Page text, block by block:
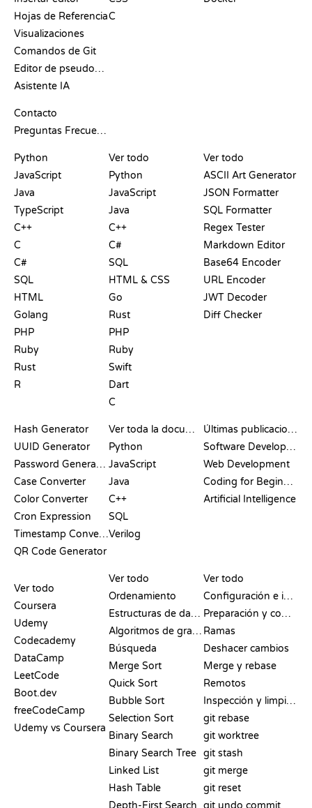
Hojas de Referencia
Visualizaciones
Comandos de Git
Editor de pseudocódigo
Asistente IA
Contacto
Preguntas Frecuentes
C
Python
JavaScript
Java
TypeScript
C++
C
C#
SQL
HTML
Golang
PHP
Ruby
Rust
R
Ver todo
Python
JavaScript
Java
C++
C#
SQL
HTML & CSS
Go
Rust
PHP
Ruby
Swift
Dart
C
Ver todo
ASCII Art Generator
JSON Formatter
SQL Formatter
Regex Tester
Markdown Editor
Base64 Encoder
URL Encoder
JWT Decoder
Diff Checker
Hash Generator
UUID Generator
Password Generator
Case Converter
Color Converter
Cron Expression
Timestamp Converter
QR Code Generator
Ver toda la documentación
Python
JavaScript
Java
C++
SQL
Verilog
Últimas publicaciones
Software Development
Web Development
Coding for Beginners
Artificial Intelligence
Ver todo
Coursera
Udemy
Codecademy
DataCamp
LeetCode
Boot.dev
freeCodeCamp
Udemy vs Coursera
Ver todo
Ordenamiento
Estructuras de datos
Algoritmos de grafos
Búsqueda
Merge Sort
Quick Sort
Bubble Sort
Selection Sort
Binary Search
Binary Search Tree
Linked List
Hash Table
Depth-First Search
Ver todo
Configuración e inicio
Preparación y commit
Ramas
Deshacer cambios
Merge y rebase
Remotos
Inspección y limpieza
git rebase
git worktree
git stash
git merge
git reset
git undo commit